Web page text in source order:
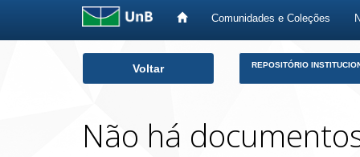
Comunidades e Coleções
Voltar REPOSITÓRIO
Não há